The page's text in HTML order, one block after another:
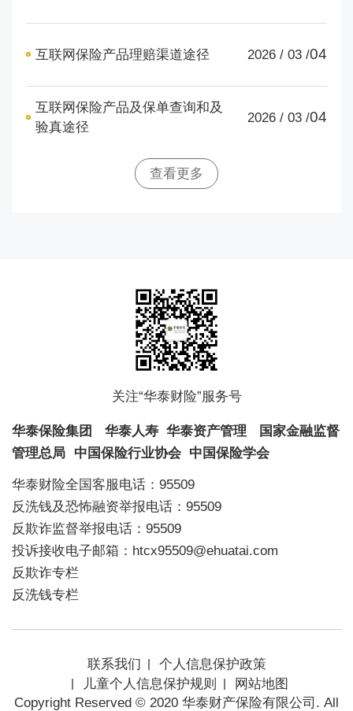
互联网保险产品理赔渠道途径 2026 / 03 /04
互联网保险产品及保单查询和及
验真途径
2026 / 03 /04
查看更多
关注“华泰财险”服务号
华泰保险集团 华泰人寿 华泰资产管理
国家金融监督
管理总局
中国保险行业协会 中国保险学会
华泰财险全国客服电话：95509
反洗钱及恐怖融资举报电话：95509
反欺诈监督举报电话：95509
投诉接收电子邮箱：htcx95509@ehuatai.com
反欺诈专栏
反洗钱专栏
联系我们
个人信息保护政策
儿童个人信息保护规则
网站地图
Copyright Reserved © 2020 华泰财产保险有限公司. All